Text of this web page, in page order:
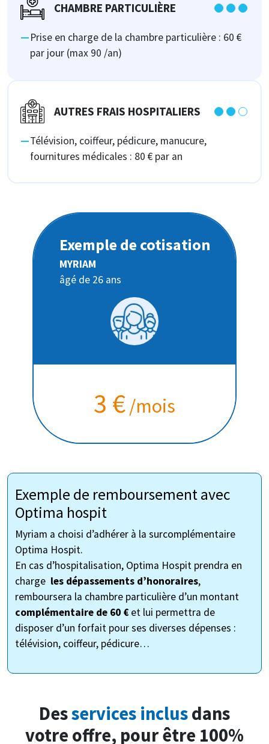
CHAMBRE PARTICULIÈRE
Prise en charge de la chambre particulière : 60 €
par jour (max 90 /an)
AUTRES FRAIS HOSPITALIERS
Télévision, coiffeur, pédicure, manucure,
fournitures médicales : 80 € par an
Exemple de cotisation
MYRIAM
âgé de 26 ans
3 €/mois
Exemple de remboursement avec
Optima hospit
Myriam a choisi d’adhérer à la surcomplémentaire
Optima Hospit.
En cas d’hospitalisation, Optima Hospit prendra en
charge les dépassements d’honoraires,
remboursera la chambre particulière d’un montant
complémentaire de 60 € et lui permettra de
disposer d’un forfait pour ses diverses dépenses :
télévision, coiffeur, pédicure…
Desservices inclusdans
votre offre, pour être 100%